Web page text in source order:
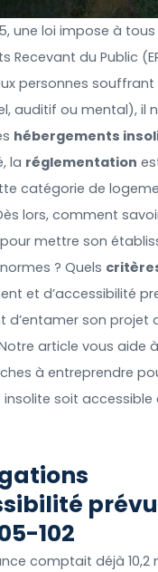
une loi impose à tous
Recevant du Public
personnes
auditif ou mental), il
hébergements
la réglementation
catégorie de
lors, comment
mettre son
? Quels
et d’accessibilité
son projet
article vous aide
à entreprendre
soit accessible
102
comptait déjà 10,2